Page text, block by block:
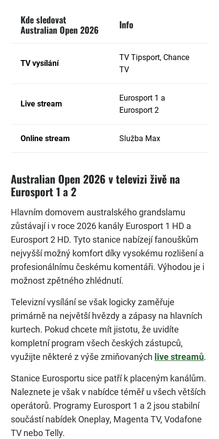
Kde sledovat
Australian Open 2026
Info
TV vysílání
TV Tipsport, Chance
TV
Live stream
Eurosport 1 a
Eurosport 2
Online stream Služba Max
Australian Open 2026 v televizi živě na
Eurosport 1 a 2
Hlavním domovem australského grandslamu
zůstávají i v roce 2026 kanály Eurosport 1 HD a
Eurosport 2 HD. Tyto stanice nabízejí fanouškům
nejvyšší možný komfort díky vysokému rozlišení a
profesionálnímu českému komentáři. Výhodou je i
možnost zpětného zhlédnutí.
Televizní vysílání se však logicky zaměřuje
primárně na největší hvězdy a zápasy na hlavních
kurtech. Pokud chcete mít jistotu, že uvidíte
kompletní program všech českých zástupců,
využijte některé z výše zmiňovaných live streamů.
Stanice Eurosportu sice patří k placeným kanálům.
Naleznete je však v nabídce téměř u všech větších
operátorů. Programy Eurosport 1 a 2 jsou stabilní
součástí nabídek Oneplay, Magenta TV, Vodafone
TV nebo Telly.